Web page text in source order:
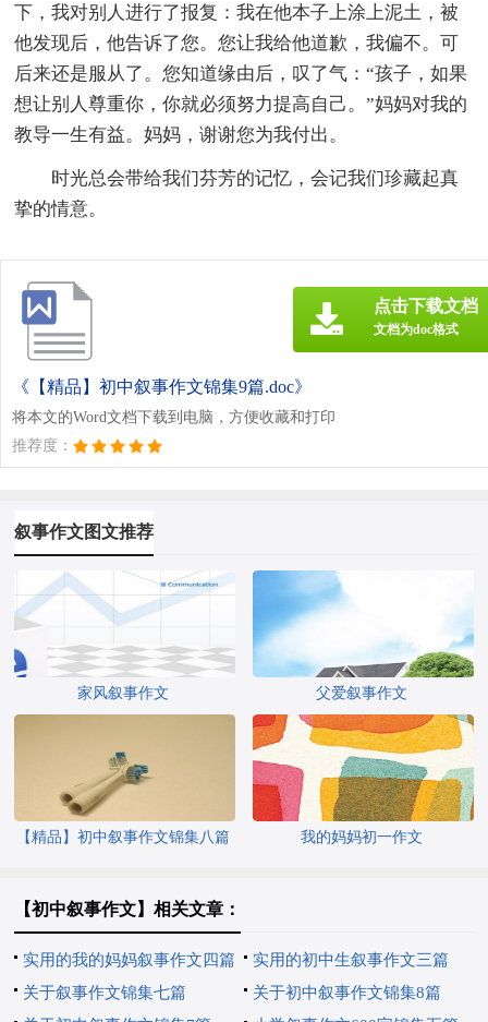
下，我对别人进行了报复：我在他本子上涂上泥土，被
他发现后，他告诉了您。您让我给他道歉，我偏不。可
后来还是服从了。您知道缘由后，叹了气：“孩子，如果
想让别人尊重你，你就必须努力提高自己。”妈妈对我的
教导一生有益。妈妈，谢谢您为我付出。
时光总会带给我们芬芳的记忆，会记我们珍藏起真
挚的情意。
《【精品】初中叙事作文锦集9篇.doc》
将本文的Word文档下载到电脑，方便收藏和打印
推荐度：
点击下载文档
文档为doc格式
叙事作文图文推荐
家风叙事作文 父爱叙事作文
【精品】初中叙事作文锦集八篇 我的妈妈初一作文
【初中叙事作文】相关文章：
实用的我的妈妈叙事作文四篇
实用的初中生叙事作文三篇
关于叙事作文锦集七篇
关于初中叙事作文锦集8篇